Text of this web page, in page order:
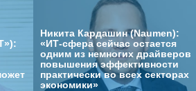
Никита Кардашин (Naumen):
«ИТ-сфера сейчас остается
одним из немногих драйверов
повышения эффективности
практически во всех секторах
экономики»